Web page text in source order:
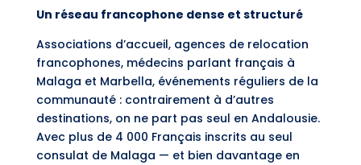
Un réseau francophone dense et structuré
Associations d’accueil, agences de relocation
francophones, médecins parlant français à
Malaga et Marbella, événements réguliers de la
communauté : contrairement à d’autres
destinations, on ne part pas seul en Andalousie.
Avec plus de 4 000 Français inscrits au seul
consulat de Malaga — et bien davantage en